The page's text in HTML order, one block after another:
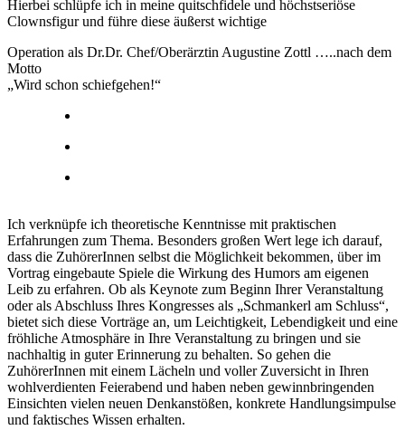
Hierbei schlüpfe ich in meine quitschfidele und höchstseriöse
Clownsfigur und führe diese äußerst wichtige
Operation als Dr.Dr. Chef/Oberärztin Augustine Zottl …..nach dem
Motto
„Wird schon schiefgehen!“
Ich verknüpfe ich theoretische Kenntnisse mit praktischen
Erfahrungen zum Thema. Besonders großen Wert lege ich darauf,
dass die ZuhörerInnen selbst die Möglichkeit bekommen, über im
Vortrag eingebaute Spiele die Wirkung des Humors am eigenen
Leib zu erfahren. Ob als Keynote zum Beginn Ihrer Veranstaltung
oder als Abschluss Ihres Kongresses als „Schmankerl am Schluss“,
bietet sich diese Vorträge an, um Leichtigkeit, Lebendigkeit und eine
fröhliche Atmosphäre in Ihre Veranstaltung zu bringen und sie
nachhaltig in guter Erinnerung zu behalten. So gehen die
ZuhörerInnen mit einem Lächeln und voller Zuversicht in Ihren
wohlverdienten Feierabend und haben neben gewinnbringenden
Einsichten vielen neuen Denkanstößen, konkrete Handlungsimpulse
und faktisches Wissen erhalten.